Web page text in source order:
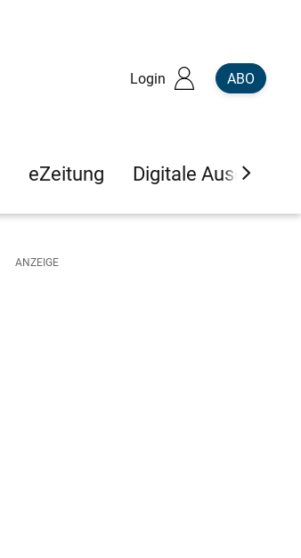
Login ABO
eZeitung Digitale Ausgaben